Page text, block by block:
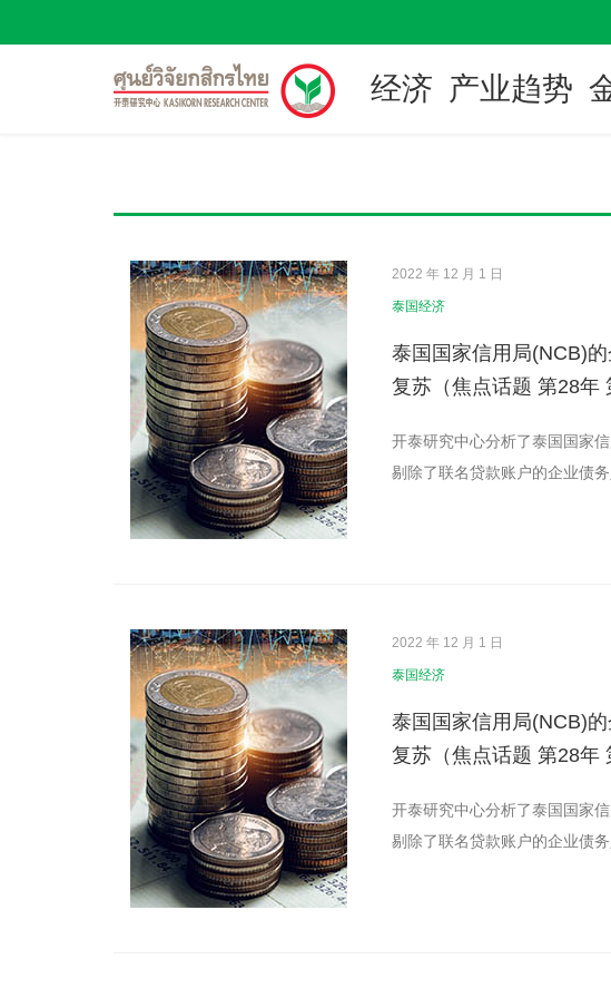
经济 产业趋势
2022 年 12 月 1 日
泰国经济
泰国国家信用局(NCB)
复苏（焦点话题 第28年
开泰研究中心分析了泰国国家
剔除了联名贷款账户的企业债
2022 年 12 月 1 日
泰国经济
泰国国家信用局(NCB)
复苏（焦点话题 第28年
开泰研究中心分析了泰国国家
剔除了联名贷款账户的企业债